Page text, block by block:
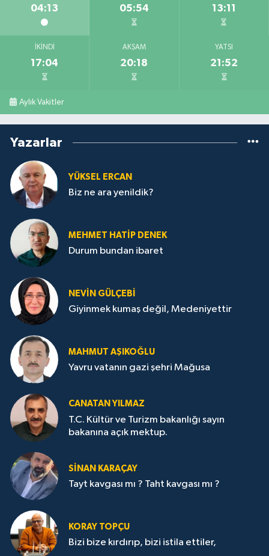
04:13 05:54 13:11
İKINDI
17:04
AKŞAM
20:18
YATSI
21:52
Aylık Vakitler
Yazarlar
YÜKSEL ERCAN
Biz ne ara yenildik?
MEHMET HATİP DENEK
Durum bundan ibaret
NEVİN GÜLÇEBİ
Giyinmek kumaş değil, Medeniyettir
MAHMUT AŞIKOĞLU
Yavru vatanın gazi şehri Mağusa
CANATAN YILMAZ
T.C. Kültür ve Turizm bakanlığı sayın
bakanına açık mektup.
SİNAN KARAÇAY
Tayt kavgası mı ? Taht kavgası mı ?
KORAY TOPÇU
Bizi bize kırdırıp, bizi istila ettiler,